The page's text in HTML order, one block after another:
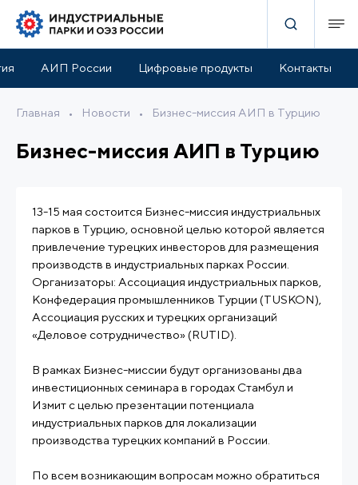
АИП России Цифровые продукты Контакты
Главная • Новости • Бизнес-миссия АИП в Турцию
Бизнес-миссия АИП в Турцию
13-15 мая состоится Бизнес-миссия индустриальных
парков в Турцию, основной целью которой является
привлечение турецких инвесторов для размещения
производств в индустриальных парках России.
Организаторы: Ассоциация индустриальных парков,
Конфедерация промышленников Турции (TUSKON),
Ассоциация русских и турецких организаций
«Деловое сотрудничество» (RUTID).
В рамках Бизнес-миссии будут организованы два
инвестиционных семинара в городах Стамбул и
Измит с целью презентации потенциала
индустриальных парков для локализации
производства турецких компаний в России.
По всем возникающим вопросам можно обратиться